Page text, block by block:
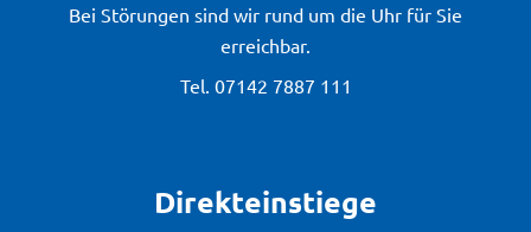
Bei Störungen sind wir rund um die Uhr für Sie
erreichbar.
Tel. 07142 7887 111
Direkteinstiege